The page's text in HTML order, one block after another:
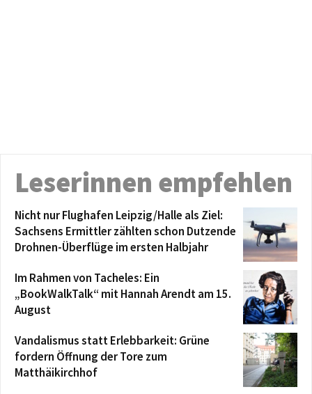
Leserinnen empfehlen
Nicht nur Flughafen Leipzig/Halle als Ziel:
Sachsens Ermittler zählten schon Dutzende
Drohnen-Überflüge im ersten Halbjahr
Im Rahmen von Tacheles: Ein
„BookWalkTalk“ mit Hannah Arendt am 15.
August
Vandalismus statt Erlebbarkeit: Grüne
fordern Öffnung der Tore zum
Matthäikirchhof